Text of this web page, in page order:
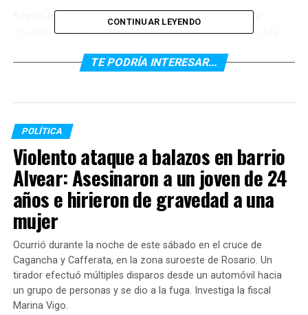
Según lo informado de manera oficial, la iniciativa
contempla unendurecimiento generalizado de las
social, como homicidios, robos agravados, narcotráfico,
Uno de los puntos más relevantes es la decisión de
yhomicidio agravado, lo que permitirá investigar y
juzgar estos hechos sin límite temporal. La reforma
también refuerza la premisa de que las condenas se
cumplan de manera efectiva.
La propuesta incorpora además unaredefinición de la
prisión perpetua: dejaría de estar sujeta a topes
temporales y pasaría a equivaler a un encarcelamiento
de por vida para los delitos más graves, como el
homicidio agravado.
CONTINUAR LEYENDO
TE PODRÍA INTERESAR...
POLÍTICA
Violento ataque a balazos en barrio
Alvear: Asesinaron a un joven de 24
años e hirieron de gravedad a una
mujer
Ocurrió durante la noche de este sábado en el cruce de
Cagancha y Cafferata, en la zona suroeste de Rosario. Un
tirador efectuó múltiples disparos desde un automóvil hacia
un grupo de personas y se dio a la fuga. Investiga la fiscal
Marina Vigo.